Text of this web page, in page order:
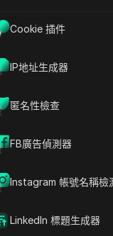
Cookie 插件
IP地址生成器
匿名性檢查
FB廣告偵測器
Instagram 帳號名稱檢
LinkedIn 標題生成器
突然減少200、500
突然掉粉後，人們不
動行為，這符合
台執法清理、機器人
自身的貼文與互動
量。本指南將提供清